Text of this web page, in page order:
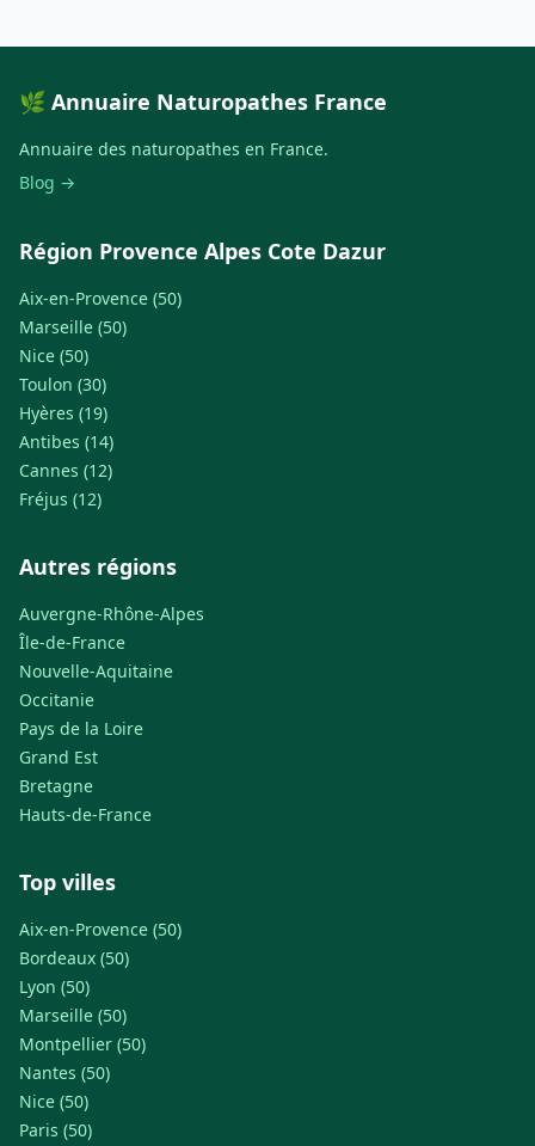
🌿 Annuaire Naturopathes France
Annuaire des naturopathes en France.
Blog →
Région Provence Alpes Cote Dazur
Aix-en-Provence (50)
Marseille (50)
Nice (50)
Toulon (30)
Hyères (19)
Antibes (14)
Cannes (12)
Fréjus (12)
Autres régions
Auvergne-Rhône-Alpes
Île-de-France
Nouvelle-Aquitaine
Occitanie
Pays de la Loire
Grand Est
Bretagne
Hauts-de-France
Top villes
Aix-en-Provence (50)
Bordeaux (50)
Lyon (50)
Marseille (50)
Montpellier (50)
Nantes (50)
Nice (50)
Paris (50)